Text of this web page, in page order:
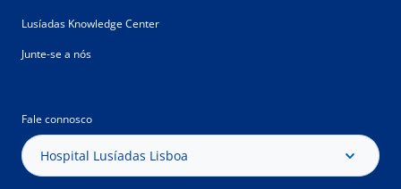
Lusíadas Knowledge Center
Junte-se a nós
Fale connosco
Hospital Lusíadas Lisboa